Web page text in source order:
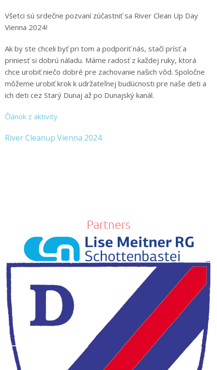
Všetci sú srdečne pozvaní zúčastniť sa River Clean Up Day
Vienna 2024!
Ak by ste chceli byť pri tom a podporiť nás, stačí prísť a
priniesť si dobrú náladu. Máme radosť z každej ruky, ktorá
chce urobiť niečo dobré pre zachovanie našich vôd. Spoločne
môžeme urobiť krok k udržateľnej budúcnosti pre naše deti a
ich deti cez Starý Dunaj až po Dunajský kanál.
Článok z aktivity
River Cleanup Vienna 2024
Partners